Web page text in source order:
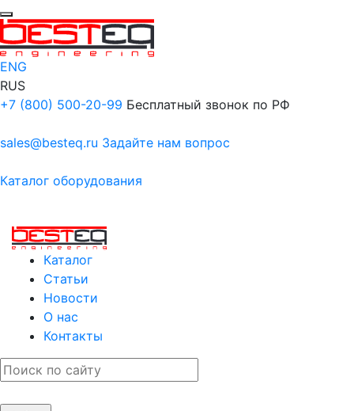
ENG
RUS
+7 (800) 500-20-99 Бесплатный звонок по РФ
sales@besteq.ru Задайте нам вопрос
Каталог оборудования
Каталог
Статьи
Новости
О нас
Контакты